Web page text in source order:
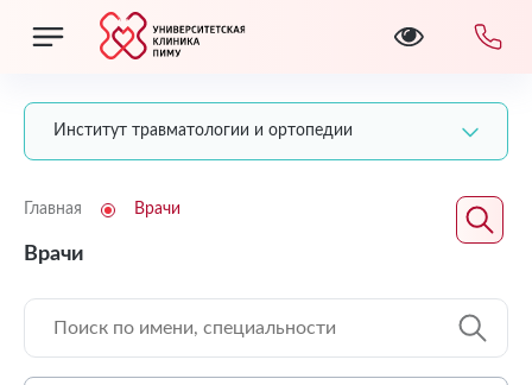
Институт травматологии и ортопедии
Главная Врачи
Врачи